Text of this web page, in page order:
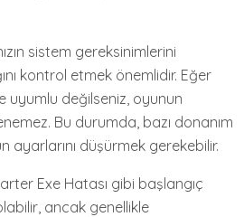
sistem gereksinimlerini
kontrol etmek önemlidir. Eğer
uyumlu değilseniz, oyunun
Bu durumda, bazı donanım
ayarlarını düşürmek gerekebilir.
Exe Hatası gibi başlangıç
ancak genellikle